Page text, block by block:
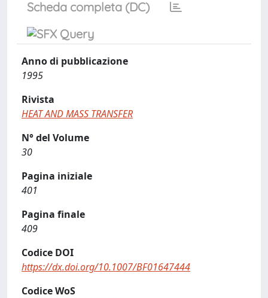
Scheda completa (DC)
Anno di pubblicazione
1995
Rivista
HEAT AND MASS TRANSFER
N° del Volume
30
Pagina iniziale
401
Pagina finale
409
Codice DOI
https://dx.doi.org/10.1007/BF01647444
Codice WoS